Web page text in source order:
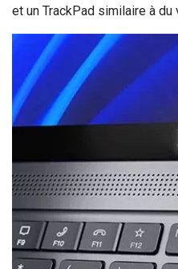
et un TrackPad similaire à du